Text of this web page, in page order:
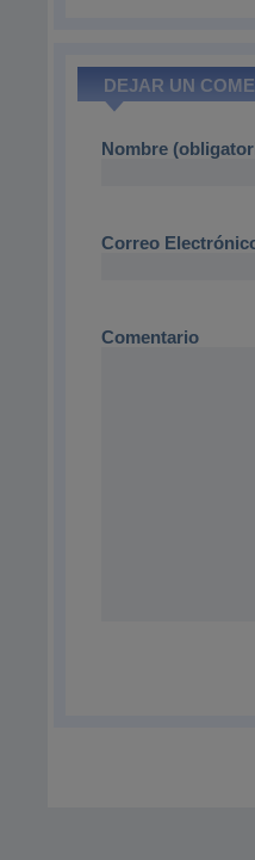
DEJAR UN
Nombre
Correo
Comentario